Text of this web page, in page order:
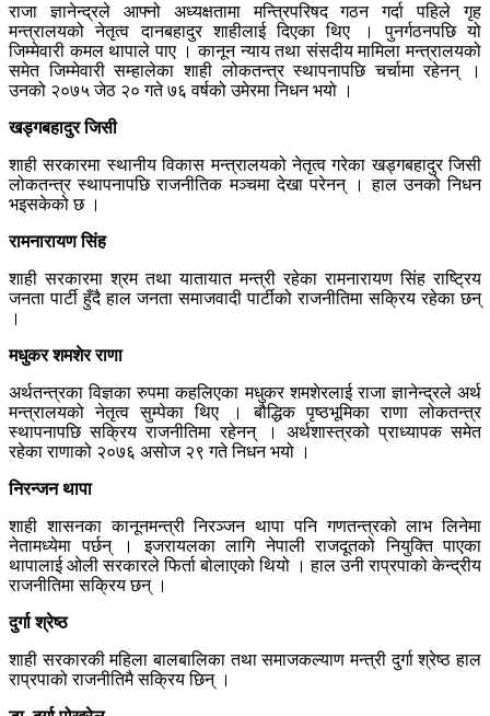
राजा ज्ञानेन्द्रले आफ्नो अध्यक्षतामा मन्त्रिपरिषद गठन गर्दा पहिले गृह
मन्त्रालयको नेतृत्व दानबहादुर शाहीलाई दिएका थिए । पुनर्गठनपछि यो
जिम्मेवारी कमल थापाले पाए । कानून न्याय तथा संसदीय मामिला मन्त्रालयको
समेत जिम्मेवारी सम्हालेका शाही लोकतन्त्र स्थापनापछि चर्चामा रहेनन् ।
उनको २०७५ जेठ २० गते ७६ वर्षको उमेरमा निधन भयो ।
खड्गबहादुर जिसी
शाही सरकारमा स्थानीय विकास मन्त्रालयको नेतृत्व गरेका खड्गबहादुर जिसी
लोकतन्त्र स्थापनापछि राजनीतिक मञ्चमा देखा परेनन् । हाल उनको निधन
भइसकेको छ ।
रामनारायण सिंह
शाही सरकारमा श्रम तथा यातायात मन्त्री रहेका रामनारायण सिंह राष्ट्रिय
जनता पार्टी हुँदै हाल जनता समाजवादी पार्टीको राजनीतिमा सक्रिय रहेका छन्
।
मधुकर शमशेर राणा
अर्थतन्त्रका विज्ञका रुपमा कहलिएका मधुकर शमशेरलाई राजा ज्ञानेन्द्रले अर्थ
मन्त्रालयको नेतृत्व सुम्पेका थिए । बौद्धिक पृष्ठभूमिका राणा लोकतन्त्र
स्थापनापछि सक्रिय राजनीतिमा रहेनन् । अर्थशास्त्रको प्राध्यापक समेत
रहेका राणाको २०७६ असोज २९ गते निधन भयो ।
निरन्जन थापा
शाही शासनका कानूनमन्त्री निरञ्जन थापा पनि गणतन्त्रको लाभ लिनेमा
नेतामध्येमा पर्छन् । इजरायलका लागि नेपाली राजदूतको नियुक्ति पाएका
थापालाई ओली सरकारले फिर्ता बोलाएको थियो । हाल उनी राप्रपाको केन्द्रीय
राजनीतिमा सक्रिय छन् ।
दुर्गा श्रेष्ठ
शाही सरकारकी महिला बालबालिका तथा समाजकल्याण मन्त्री दुर्गा श्रेष्ठ हाल
राप्रपाको राजनीतिमै सक्रिय छिन् ।